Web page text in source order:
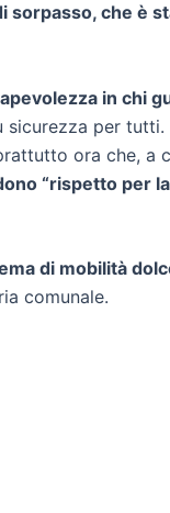
sorpasso, che è
in chi
per
ora che, a
“rispetto per
di mobilità
comunale.